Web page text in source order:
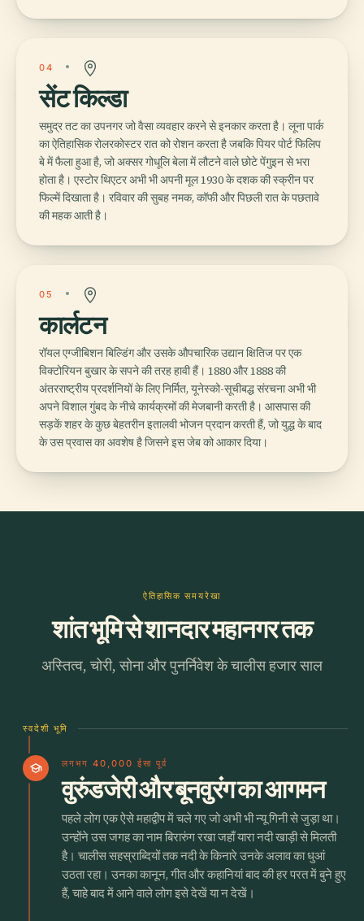
04
सेंट किल्डा
समुद्र तट का उपनगर जो वैसा व्यवहार करने से इनकार करता है। लूना पार्क
का ऐतिहासिक रोलरकोस्टर रात को रोशन करता है जबकि पियर पोर्ट फिलिप
बे में फैला हुआ है, जो अक्सर गोधूलि बेला में लौटने वाले छोटे पेंगुइन से भरा
होता है। एस्टोर थिएटर अभी भी अपनी मूल 1930 के दशक की स्क्रीन पर
फिल्में दिखाता है। रविवार की सुबह नमक, कॉफी और पिछली रात के पछतावे
की महक आती है।
05
कार्लटन
रॉयल एग्जीबिशन बिल्डिंग और उसके औपचारिक उद्यान क्षितिज पर एक
विक्टोरियन बुखार के सपने की तरह हावी हैं। 1880 और 1888 की
अंतरराष्ट्रीय प्रदर्शनियों के लिए निर्मित, यूनेस्को-सूचीबद्ध संरचना अभी भी
अपने विशाल गुंबद के नीचे कार्यक्रमों की मेजबानी करती है। आसपास की
सड़कें शहर के कुछ बेहतरीन इतालवी भोजन प्रदान करती हैं, जो युद्ध के बाद
के उस प्रवास का अवशेष है जिसने इस जेब को आकार दिया।
ऐतिहासिक समयरेखा
शांत भूमि से शानदार महानगर तक
अस्तित्व, चोरी, सोना और पुनर्निवेश के चालीस हजार साल
स्वदेशी भूमि
school लगभग 40,000 ईसा पूर्व
वुरुंडजेरी और बूनवुरंग का आगमन
पहले लोग एक ऐसे महाद्वीप में चले गए जो अभी भी न्यू गिनी से जुड़ा था।
उन्होंने उस जगह का नाम बिरारुंग रखा जहाँ यारा नदी खाड़ी से मिलती
है। चालीस सहस्राब्दियों तक नदी के किनारे उनके अलाव का धुआं
उठता रहा। उनका कानून, गीत और कहानियां बाद की हर परत में बुने हुए
हैं, चाहे बाद में आने वाले लोग इसे देखें या न देखें।